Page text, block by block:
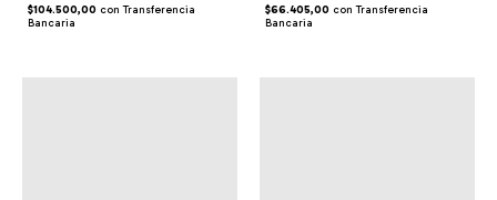
$104.500,00 con Transferencia
Bancaria
$66.405,00 con Transferencia
Bancaria